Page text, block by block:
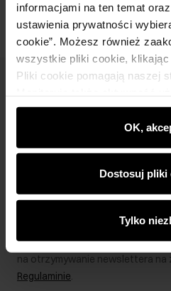
informacjami na ten temat
ustawienia prywatności
cookie”. Możesz również
wszystkie pliki cookie,
Pliki cookie pomagają naszej
wyświetlać im dopasowane
rekomendacje oraz
najnowszych promocjach w e-
partnerom
analitycznym. Partnerzy
podczas korzystania z ich
OK,
Dostosuj pliki
Tylko
Wprowadzając i zatwierdzając
na otrzymywanie newslettera
Regulaminie.